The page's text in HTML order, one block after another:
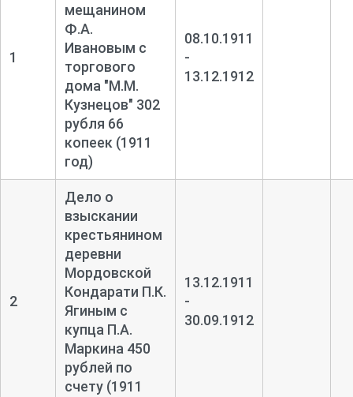
1
мещанином
Ф.А.
Ивановым с
торгового
дома "М.М.
Кузнецов" 302
рубля 66
копеек (1911
год)
08.10.1911
-
13.12.1912
2
Дело о
взыскании
крестьянином
деревни
Мордовской
Кондарати П.К.
Ягиным с
купца П.А.
Маркина 450
рублей по
счету (1911
13.12.1911
-
30.09.1912